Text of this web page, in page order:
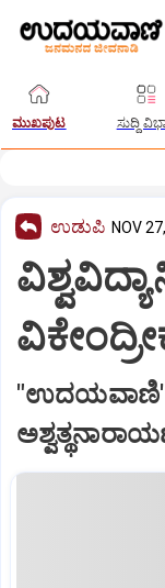
ಮುಖಪುಟ ಸುದ್ದಿ
ಉಡುಪಿ NOV
"ಉದಯವಾಣಿ'